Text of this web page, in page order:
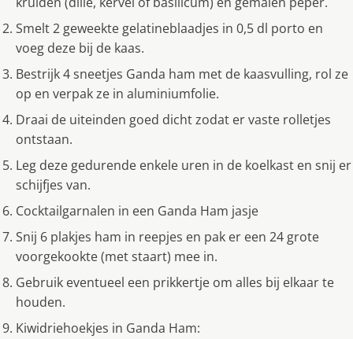
Smelt 2 geweekte gelatineblaadjes in 0,5 dl porto en
voeg deze bij de kaas.
Bestrijk 4 sneetjes Ganda ham met de kaasvulling, rol ze
op en verpak ze in aluminiumfolie.
Draai de uiteinden goed dicht zodat er vaste rolletjes
ontstaan.
Leg deze gedurende enkele uren in de koelkast en snij er
schijfjes van.
Cocktailgarnalen in een Ganda Ham jasje
Snij 6 plakjes ham in reepjes en pak er een 24 grote
voorgekookte (met staart) mee in.
Gebruik eventueel een prikkertje om alles bij elkaar te
houden.
Kiwidriehoekjes in Ganda Ham: